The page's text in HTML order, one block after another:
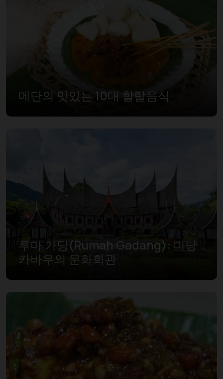
메단의 맛있는 10대 할랄음식
루마 가당(Rumah Gadang): 미낭
카바우의 문화회관